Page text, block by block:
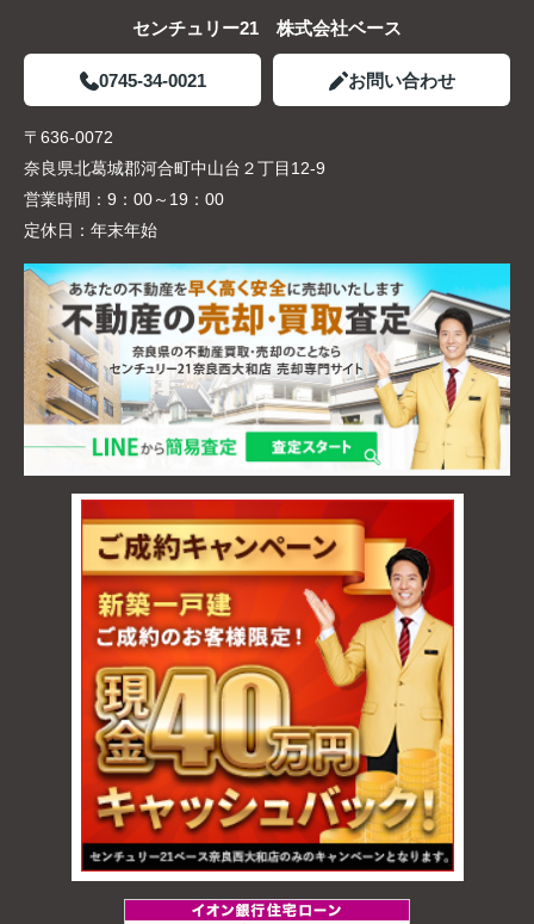
センチュリー21 株式会社ベース
0745-34-0021 お問い合わせ
〒636-0072
奈良県北葛城郡河合町中山台２丁目12-9
営業時間： 9：00～19：00
定休日： 年末年始